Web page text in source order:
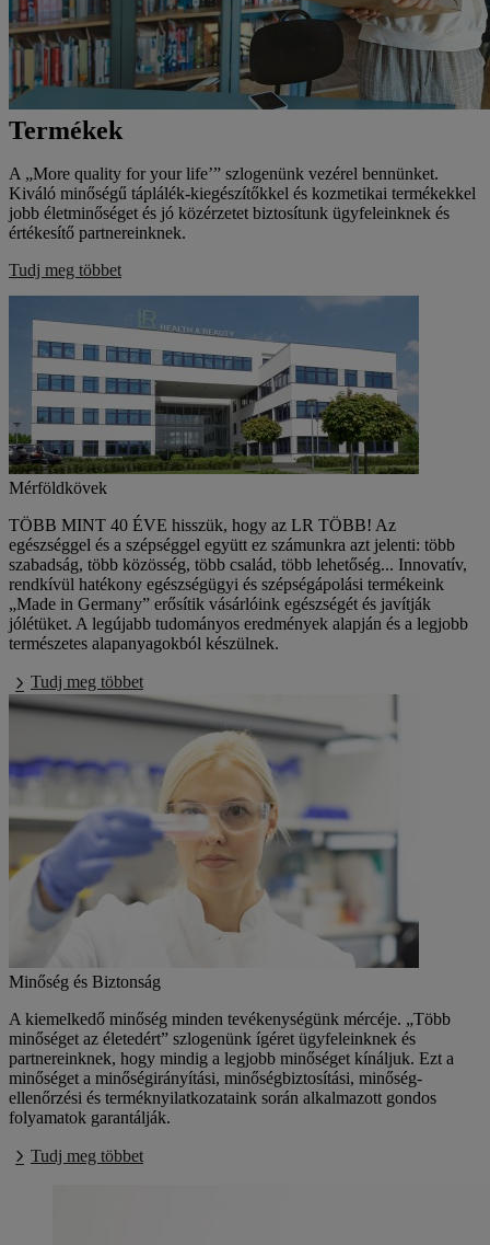
Termékek
A „More quality for your life’” szlogenünk vezérel bennünket.
Kiváló minőségű táplálék-kiegészítőkkel és kozmetikai termékekkel
jobb életminőséget és jó közérzetet biztosítunk ügyfeleinknek és
értékesítő partnereinknek.
Tudj meg többet
Mérföldkövek
TÖBB MINT 40 ÉVE hisszük, hogy az LR TÖBB! Az
egészséggel és a szépséggel együtt ez számunkra azt jelenti: több
szabadság, több közösség, több család, több lehetőség... Innovatív,
rendkívül hatékony egészségügyi és szépségápolási termékeink
„Made in Germany” erősítik vásárlóink egészségét és javítják
jólétüket. A legújabb tudományos eredmények alapján és a legjobb
természetes alapanyagokból készülnek.
Tudj meg többet
Minőség és Biztonság
A kiemelkedő minőség minden tevékenységünk mércéje. „Több
minőséget az életedért” szlogenünk ígéret ügyfeleinknek és
partnereinknek, hogy mindig a legjobb minőséget kínáljuk. Ezt a
minőséget a minőségirányítási, minőségbiztosítási, minőség-
ellenőrzési és terméknyilatkozataink során alkalmazott gondos
folyamatok garantálják.
Tudj meg többet